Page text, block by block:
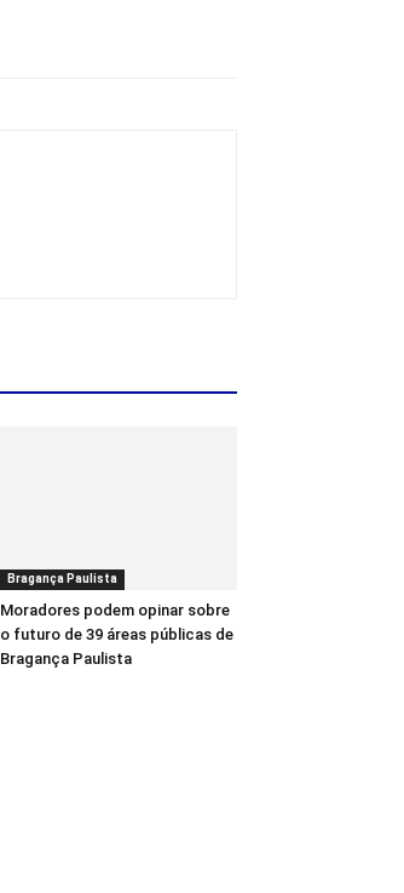
Bragança Paulista
Moradores podem opinar sobre
o futuro de 39 áreas públicas de
Bragança Paulista